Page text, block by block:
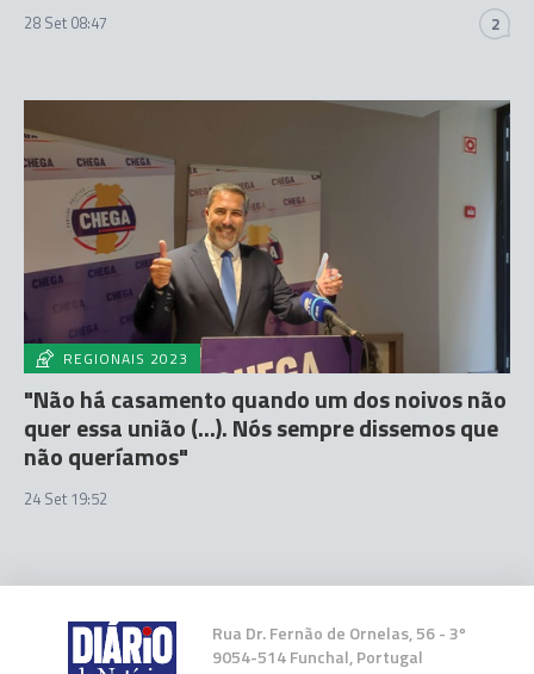
28 Set 08:47 2
REGIONAIS 2023
"Não há casamento quando um dos noivos não
quer essa união (...). Nós sempre dissemos que
não queríamos"
24 Set 19:52
Rua Dr. Fernão de Ornelas, 56 - 3º
9054-514 Funchal, Portugal